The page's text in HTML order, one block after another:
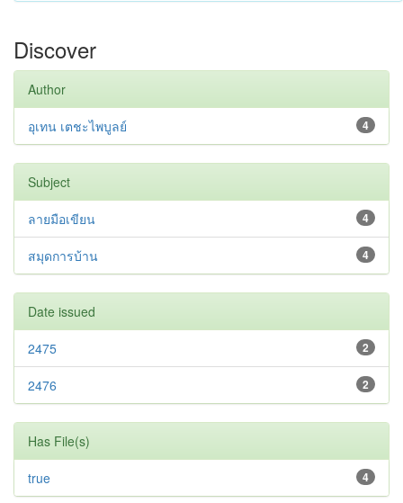
Discover
Author
4
อุเทน เตชะไพบูลย์
Subject
4
ลายมือเขียน
4
สมุดการบ้าน
Date issued
2
2475
2
2476
Has File(s)
4
true